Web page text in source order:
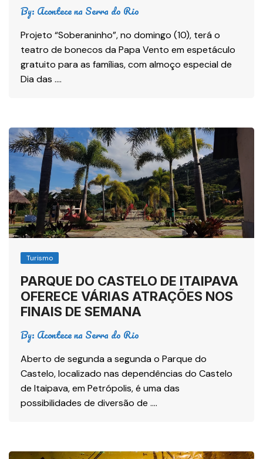
By: Acontece na Serra do Rio
Projeto “Soberaninho”, no domingo (10), terá o
teatro de bonecos da Papa Vento em espetáculo
gratuito para as famílias, com almoço especial de
Dia das ….
Turismo
PARQUE DO CASTELO DE ITAIPAVA
OFERECE VÁRIAS ATRAÇÕES NOS
FINAIS DE SEMANA
By: Acontece na Serra do Rio
Aberto de segunda a segunda o Parque do
Castelo, localizado nas dependências do Castelo
de Itaipava, em Petrópolis, é uma das
possibilidades de diversão de ….